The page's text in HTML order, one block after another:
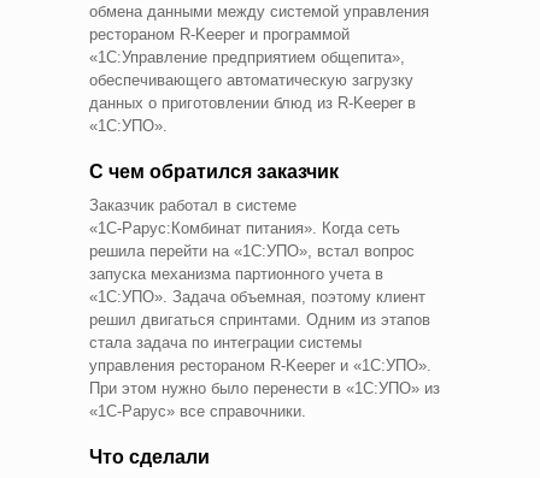
обмена данными между системой управления
рестораном R‑Keeper и программой
«1С:Управление предприятием общепита»,
обеспечивающего автоматическую загрузку
данных о приготовлении блюд из R‑Keeper в
«1С:УПО».
С чем обратился заказчик
Заказчик работал в системе
«1С‑Рарус:Комбинат питания». Когда сеть
решила перейти на «1С:УПО», встал вопрос
запуска механизма партионного учета в
«1С:УПО». Задача объемная, поэтому клиент
решил двигаться спринтами. Одним из этапов
стала задача по интеграции системы
управления рестораном R‑Keeper и «1С:УПО».
При этом нужно было перенести в «1С:УПО» из
«1С‑Рарус» все справочники.
Что сделали